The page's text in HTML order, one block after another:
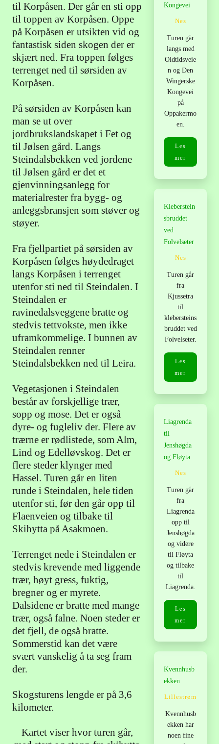
til Korpåsen. Der går en sti opp
til toppen av Korpåsen. Oppe
på Korpåsen er utsikten vid og
fantastisk siden skogen der er
skjært ned. Fra toppen følges
terrenget ned til sørsiden av
Korpåsen.
På sørsiden av Korpåsen kan
man se ut over
jordbrukslandskapet i Fet og
til Jølsen gård. Langs
Steindalsbekken ved jordene
til Jølsen gård er det et
gjenvinningsanlegg for
materialrester fra bygg- og
anleggsbransjen som støver og
støyer.
Fra fjellpartiet på sørsiden av
Korpåsen følges høydedraget
langs Korpåsen i terrenget
utenfor sti ned til Steindalen. I
Steindalen er
ravinedalsveggene bratte og
stedvis tettvokste, men ikke
uframkommelige. I bunnen av
Steindalen renner
Steindalsbekken ned til Leira.
Vegetasjonen i Steindalen
består av forskjellige trær,
sopp og mose. Det er også
dyre- og fugleliv der. Flere av
trærne er rødlistede, som Alm,
Lind og Edelløvskog. Det er
flere steder klynger med
Hassel. Turen går en liten
runde i Steindalen, hele tiden
utenfor sti, før den går opp til
Flaenveien og tilbake til
Skihytta på Asakmoen.
Terrenget nede i Steindalen er
stedvis krevende med liggende
trær, høyt gress, fuktig,
bregner og er myrete.
Dalsidene er bratte med mange
trær, også falne. Noen steder er
det fjell, de også bratte.
Sommerstid kan det være
svært vanskelig å ta seg fram
der.
Skogsturens lengde er på 3,6
kilometer.
Kartet viser hvor turen går,
Kongevei
Nes
Turen går
langs med
Oldtidsveie
n og Den
Wingerske
Kongevei
på
Oppakermo
en.
Les
mer
Kleberstein
sbruddet
ved
Folvelseter
Nes
Turen går
fra
Kjussetra
til
klebersteins
bruddet ved
Folvelseter.
Les
mer
Liagrenda
til
Jenshøgda
og Fløyta
Nes
Turen går
fra
Liagrenda
opp til
Jenshøgda
og videre
til Fløyta
og tilbake
til
Liagrenda.
Les
mer
Kvennhusb
ekken
Lillestrøm
Kvennhusb
ekken har
noen fine